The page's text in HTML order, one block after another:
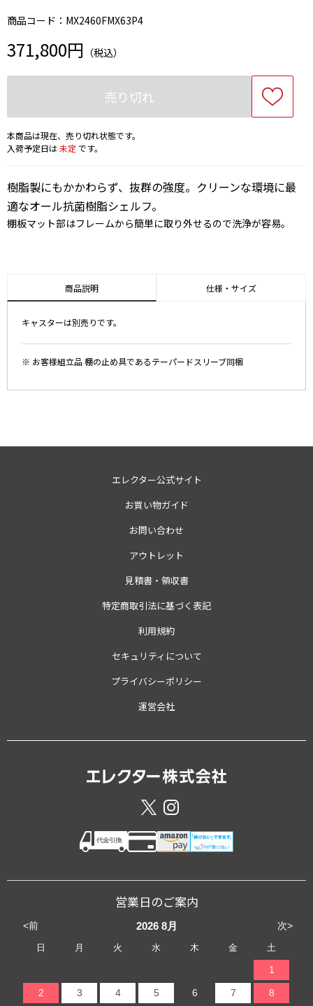
商品コード：MX2460FMX63P4
371,800円 （税込）
売り切れ
本商品は現在、売り切れ状態です。
入荷予定日は未定 です。
樹脂製にもかかわらず、抜群の強度。クリーンな環境に最
適なオール抗菌樹脂シェルフ。
棚板マット部はフレームから簡単に取り外せるので洗浄が容易。
商品説明 仕様・サイズ
キャスターは別売りです。
※ お客様組立品 棚の止め具であるテーパードスリーブ同梱
エレクター公式サイト
お買い物ガイド
お問い合わせ
アウトレット
見積書・領収書
特定商取引法に基づく表記
利用規約
セキュリティについて
プライバシーポリシー
運営会社
営業日のご案内
<前 次>
2026 8月
日 月 火 水 木 金 土
1
2 3 4 5 6 7 8